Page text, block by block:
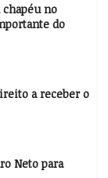
no
do
a receber o
Neto para